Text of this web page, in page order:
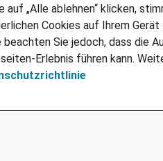
auf „Alle ablehnen“ klicken,
Cookies auf Ihrem Gerät
Sie jedoch, dass die
Erlebnis führen kann.